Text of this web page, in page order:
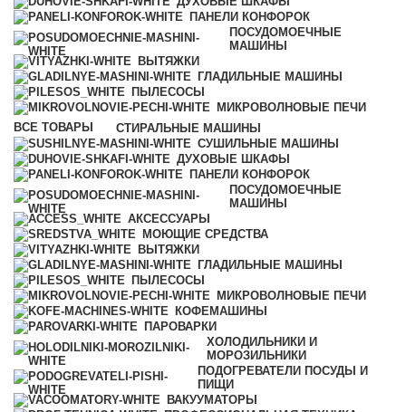
ПАНЕЛИ КОНФОРОК
ПОСУДОМОЕЧНЫЕ
МАШИНЫ
ВЫТЯЖКИ
ГЛАДИЛЬНЫЕ МАШИНЫ
ПЫЛЕСОСЫ
МИКРОВОЛНОВЫЕ ПЕЧИ
ВСЕ ТОВАРЫ
СТИРАЛЬНЫЕ МАШИНЫ
СУШИЛЬНЫЕ МАШИНЫ
ДУХОВЫЕ ШКАФЫ
ПАНЕЛИ КОНФОРОК
ПОСУДОМОЕЧНЫЕ
МАШИНЫ
АКСЕССУАРЫ
МОЮЩИЕ СРЕДСТВА
ВЫТЯЖКИ
ГЛАДИЛЬНЫЕ МАШИНЫ
ПЫЛЕСОСЫ
МИКРОВОЛНОВЫЕ ПЕЧИ
КОФЕМАШИНЫ
ПАРОВАРКИ
ХОЛОДИЛЬНИКИ И
МОРОЗИЛЬНИКИ
ПОДОГРЕВАТЕЛИ ПОСУДЫ И
ПИЩИ
ВАКУУМАТОРЫ